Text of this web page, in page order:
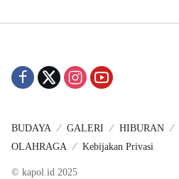
BUDAYA GALERI HIBURAN
OLAHRAGA
Kebijakan Privasi
© kapol.id 2025